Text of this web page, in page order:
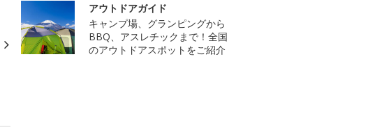
アウトドアガイド
キャンプ場、グランピングから
BBQ、アスレチックまで！全国
のアウトドアスポットをご紹介